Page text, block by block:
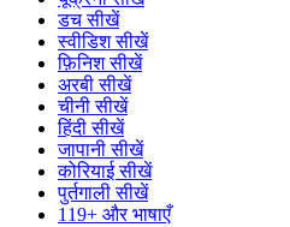
डच सीखें
स्वीडिश सीखें
फ़िनिश सीखें
अरबी सीखें
चीनी सीखें
हिंदी सीखें
जापानी सीखें
कोरियाई सीखें
पुर्तगाली सीखें
119+ और भाषाएँ